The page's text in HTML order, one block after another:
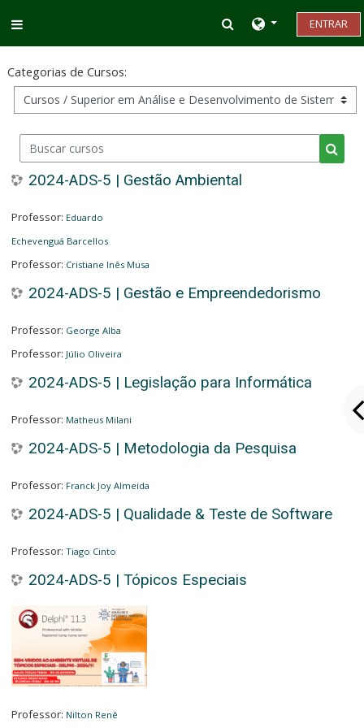
Alternar entrada
ENTRAR
Categorias de Cursos:
Buscar cursos
2024-ADS-5 | Gestão Ambiental
Professor: Eduardo
Echevenguá Barcellos
Professor: Cristiane Inês Musa
2024-ADS-5 | Gestão e Empreendedorismo
Professor: George Alba
Professor: Júlio Oliveira
2024-ADS-5 | Legislação para Informática
Professor: Matheus Milani
2024-ADS-5 | Metodologia da Pesquisa
Professor: Franck Joy Almeida
2024-ADS-5 | Qualidade & Teste de Software
Professor: Tiago Cinto
2024-ADS-5 | Tópicos Especiais
Professor: Nilton Renê